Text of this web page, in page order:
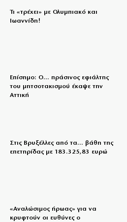
Τι «τρέχει» με Ολυμπιακό και
Ιωαννίδη!
Επίσημο: Ο… πράσινος εφιάλτης
του μητσοτακισμού έκαψε την
Αττική
Στις Βρυξέλλες από τα… βάθη της
επετηρίδας με 183.325,83 ευρώ
«Aναλώσιμος ήρωας» για να
κρυφτούν οι ευθύνες ο